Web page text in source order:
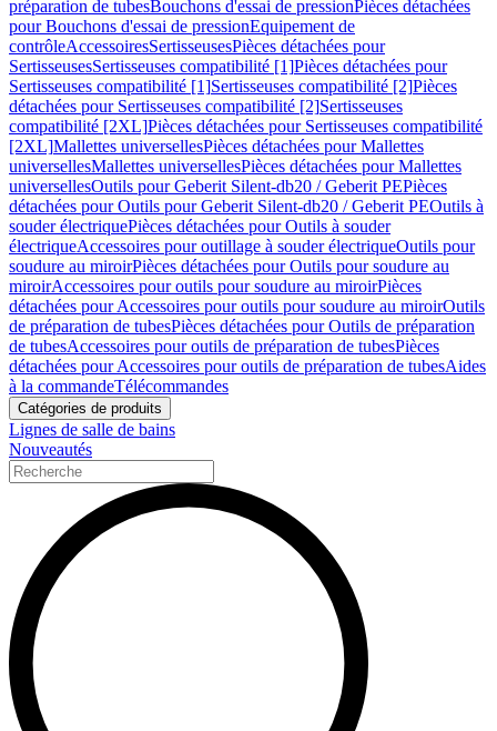
préparation de tubesBouchons d'essai de pressionPièces détachées
pour Bouchons d'essai de pressionEquipement de
contrôleAccessoiresSertisseusesPièces détachées pour
SertisseusesSertisseuses compatibilité [1]Pièces détachées pour
Sertisseuses compatibilité [1]Sertisseuses compatibilité [2]Pièces
détachées pour Sertisseuses compatibilité [2]Sertisseuses
compatibilité [2XL]Pièces détachées pour Sertisseuses compatibilité
[2XL]Mallettes universellesPièces détachées pour Mallettes
universellesMallettes universellesPièces détachées pour Mallettes
universellesOutils pour Geberit Silent-db20 / Geberit PEPièces
détachées pour Outils pour Geberit Silent-db20 / Geberit PEOutils à
souder électriquePièces détachées pour Outils à souder
électriqueAccessoires pour outillage à souder électriqueOutils pour
soudure au miroirPièces détachées pour Outils pour soudure au
miroirAccessoires pour outils pour soudure au miroirPièces
détachées pour Accessoires pour outils pour soudure au miroirOutils
de préparation de tubesPièces détachées pour Outils de préparation
de tubesAccessoires pour outils de préparation de tubesPièces
détachées pour Accessoires pour outils de préparation de tubesAides
à la commandeTélécommandes
Catégories de produits
Lignes de salle de bains
Nouveautés